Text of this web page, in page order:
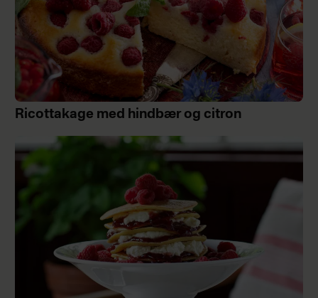
Ricottakage med hindbær og citron